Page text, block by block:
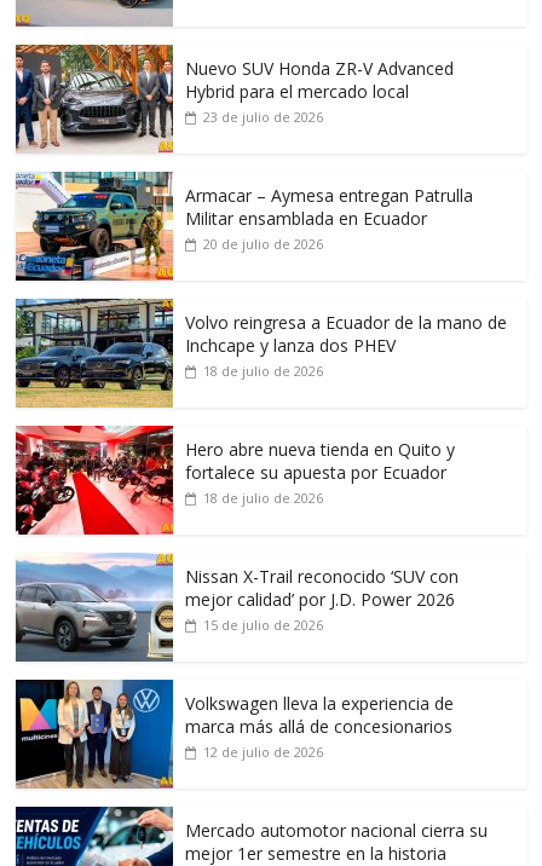
Nuevo SUV Honda ZR-V Advanced
Hybrid para el mercado local
23 de julio de 2026
Armacar – Aymesa entregan Patrulla
Militar ensamblada en Ecuador
20 de julio de 2026
Volvo reingresa a Ecuador de la mano de
Inchcape y lanza dos PHEV
18 de julio de 2026
Hero abre nueva tienda en Quito y
fortalece su apuesta por Ecuador
18 de julio de 2026
Nissan X-Trail reconocido ‘SUV con
mejor calidad’ por J.D. Power 2026
15 de julio de 2026
Volkswagen lleva la experiencia de
marca más allá de concesionarios
12 de julio de 2026
Mercado automotor nacional cierra su
mejor 1er semestre en la historia